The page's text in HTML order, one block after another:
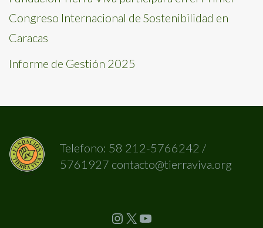
Congreso Internacional de Sostenibilidad en
Caracas
Informe de Gestión 2025
Telefono: 58 212-5766242 /
5761927 contacto@tierraviva.org
Instagram X YouTube